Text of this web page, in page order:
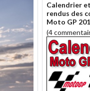
Calendrier
rendus des
Moto GP
(4